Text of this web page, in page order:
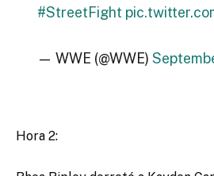
#StreetFight
— WWE (@WWE)
Hora 2: